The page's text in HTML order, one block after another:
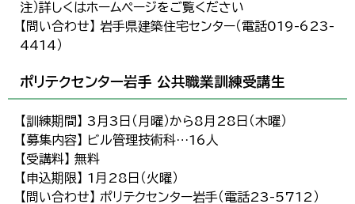
注）詳しくはホームページをご覧ください
【問い合わせ】 岩手県建築住宅センター（電話019-623-
4414）
ポリテクセンター岩手 公共職業訓練受講生
【訓練期間】 3月3日（月曜）から8月28日（木曜）
【募集内容】 ビル管理技術科…16人
【受講料】 無料
【申込期限】 1月28日（火曜）
【問い合わせ】 ポリテクセンター岩手（電話23-5712）